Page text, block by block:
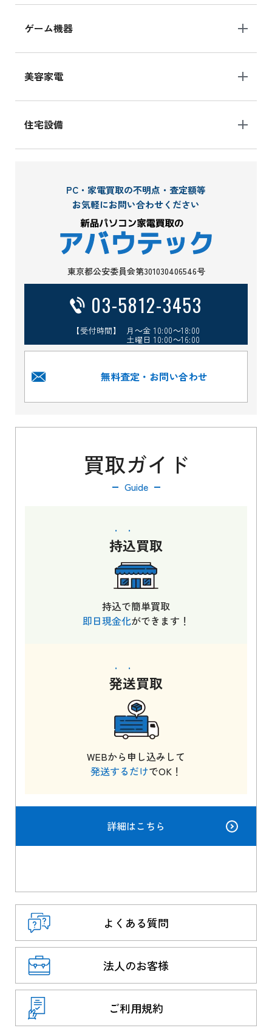
ゲーム機器
美容家電
住宅設備
PC・家電買取の不明点・査定額等
お気軽にお問い合わせください
東京都公安委員会第301030406546号
03-5812-3453
【受付時間】 月～金 10:00～18:00
土曜日 10:00～16:00
無料査定・お問い合わせ
買取ガイド
Guide
持込買取
持込で簡単買取
即日現金化ができます！
発送買取
WEBから申し込みして
発送するだけでOK！
詳細はこちら
よくある質問
法人のお客様
ご利用規約